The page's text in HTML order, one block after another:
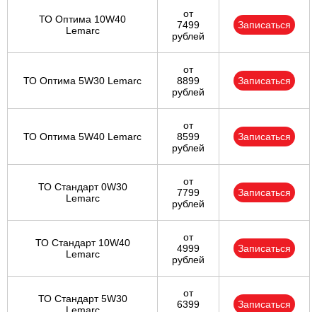
ТО Оптима 10W40
Lemarc
от
7499
рублей
Записаться
ТО Оптима 5W30 Lemarc
от
8899
рублей
Записаться
ТО Оптима 5W40 Lemarc
от
8599
рублей
Записаться
ТО Стандарт 0W30
Lemarc
от
7799
рублей
Записаться
ТО Стандарт 10W40
Lemarc
от
4999
рублей
Записаться
ТО Стандарт 5W30
от
6399
Записаться